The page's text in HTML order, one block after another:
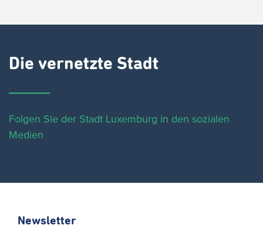
Die vernetzte Stadt
Folgen Sie der Stadt Luxemburg in den sozialen
Medien
Newsletter